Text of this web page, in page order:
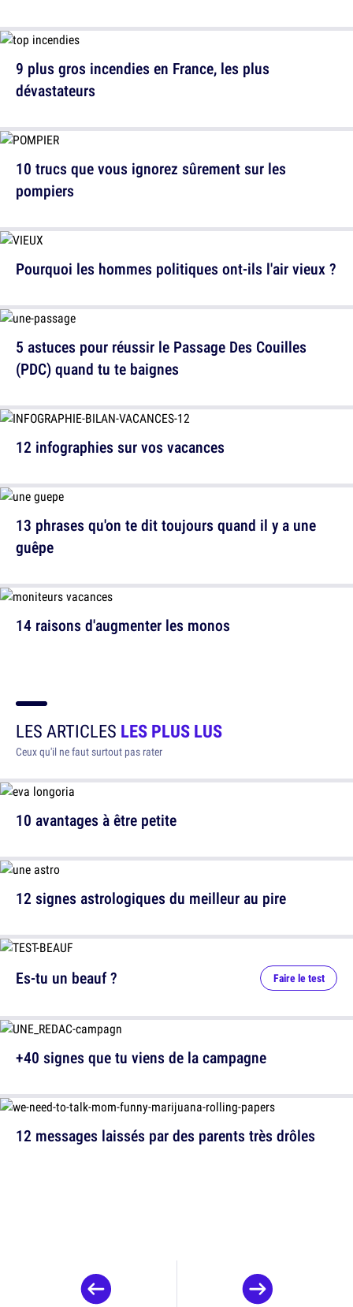
10 trucs que vous ignorez sûrement sur les
pompiers
5 astuces pour réussir le Passage Des Couilles
(PDC) quand tu te baignes
13 phrases qu'on te dit toujours quand il y a une
guêpe
9 plus gros incendies en France, les plus
dévastateurs
Pourquoi les hommes politiques ont-ils l'air vieux ?
12 infographies sur vos vacances
14 raisons d'augmenter les monos
LES ARTICLES LES PLUS LUS
Ceux qu'il ne faut surtout pas rater
10 avantages à être petite
12 signes astrologiques du meilleur au pire
12 messages laissés par des parents très drôles
Es-tu un beauf ? Faire le test
+40 signes que tu viens de la campagne